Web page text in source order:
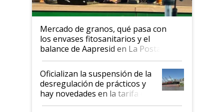
Mercado de granos, qué pasa con
los envases fitosanitarios y el
balance de Aapresid en La Posta
Oficializan la suspensión de la
desregulación de prácticos y
hay novedades en la tarifa de
la hidrovía